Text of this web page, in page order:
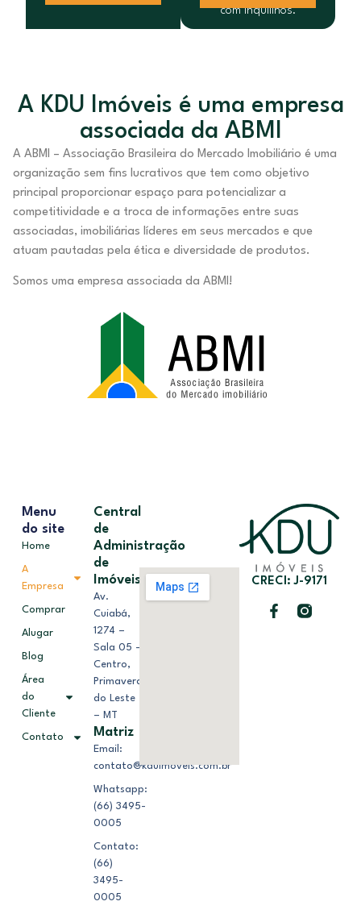
com inquilinos.
A KDU Imóveis é uma empresa
associada da ABMI
A ABMI – Associação Brasileira do Mercado Imobiliário é uma
organização sem fins lucrativos que tem como objetivo
principal proporcionar espaço para potencializar a
competitividade e a troca de informações entre suas
associadas, imobiliárias líderes em seus mercados e que
atuam pautadas pela ética e diversidade de produtos.
Somos uma empresa associada da ABMI!
CRECI: J-9171
Menu
do site
Home
A
Empresa
Comprar
Alugar
Blog
Área
do
Cliente
Contato
Central
de
Administração
de
Imóveis
Av.
Cuiabá,
1274 –
Sala 05 –
Centro,
Primavera
do Leste
– MT
Matriz
Email:
contato@kduimoveis.com.br
Whatsapp:
(66) 3495-
0005
Contato:
(66)
3495-
0005